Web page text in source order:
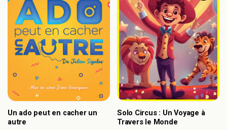
Un ado peut en cacher un
autre
Solo Circus : Un Voyage à
Travers le Monde